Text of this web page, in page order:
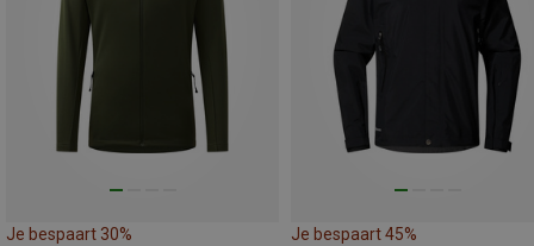
Je bespaart 30% Je bespaart 45%